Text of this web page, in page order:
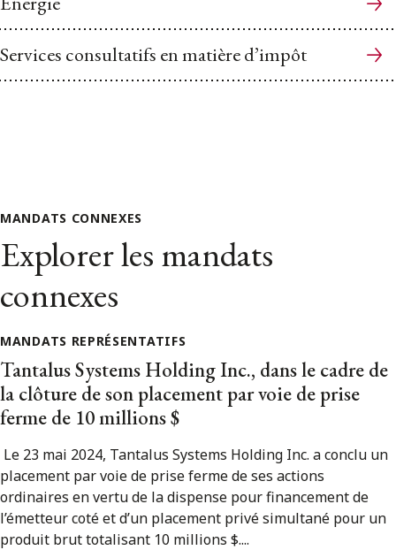
Services consultatifs en matière d’impôt
MANDATS CONNEXES
Explorer les mandats
connexes
MANDATS REPRÉSENTATIFS
Tantalus Systems Holding Inc., dans le cadre de
la clôture de son placement par voie de prise
ferme de 10 millions $
Le 23 mai 2024, Tantalus Systems Holding Inc. a conclu un
placement par voie de prise ferme de ses actions
ordinaires en vertu de la dispense pour financement de
l’émetteur coté et d’un placement privé simultané pour un
produit brut totalisant 10 millions $....